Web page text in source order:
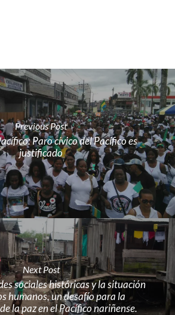
Previous Post
Paro cívico del Pacífico es
justificado
Next Post
sociales históricas y la situación
humanos, un desafío para la
la paz en el Pacífico nariñense.